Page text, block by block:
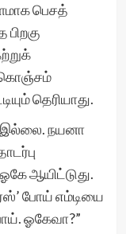
பெசத்
கொஞ்சம்
தெரியாது.
நயனா
ஆயிட்டுது.
போய் எம்டியை
ஓகேவா?”